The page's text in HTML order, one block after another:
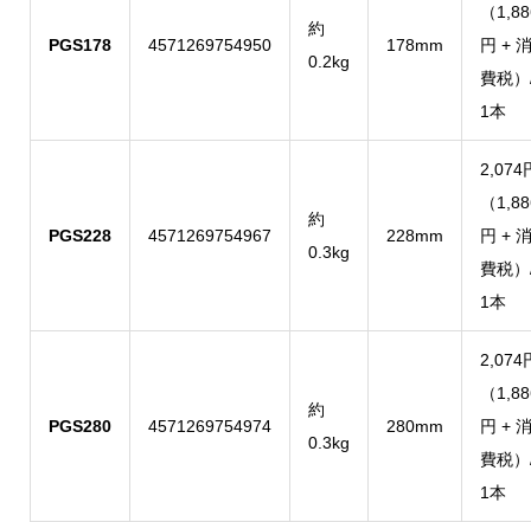
PGS178 4571269754950
約
0.2kg
178mm
（
円 + 消
費税
1本
PGS228 4571269754967
約
0.3kg
228mm
2,074
（
円 + 消
費税
1本
PGS280 4571269754974
約
0.3kg
280mm
2,074
（
円 + 消
費税
1本